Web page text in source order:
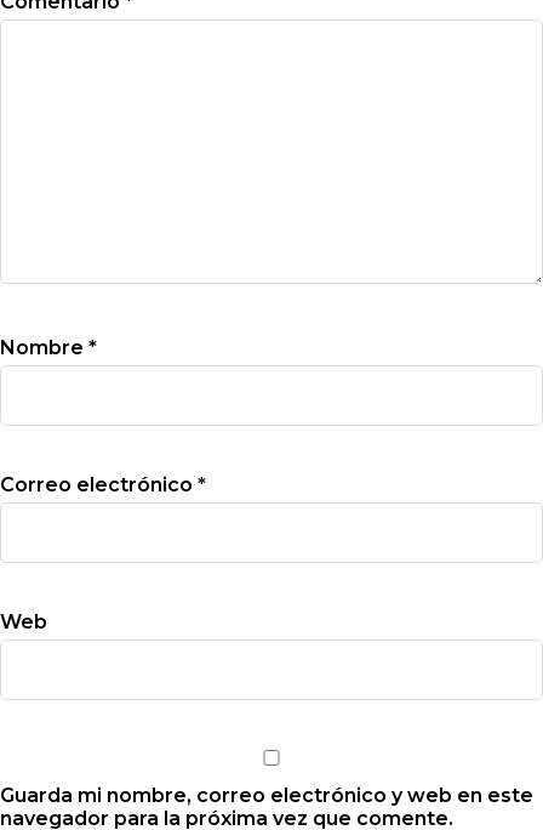
Nombre *
Correo electrónico *
Web
Guarda mi nombre, correo electrónico y web en este
navegador para la próxima vez que comente.